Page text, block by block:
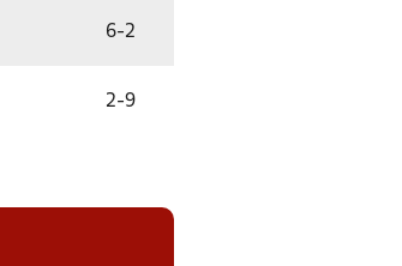
6-2
2-9